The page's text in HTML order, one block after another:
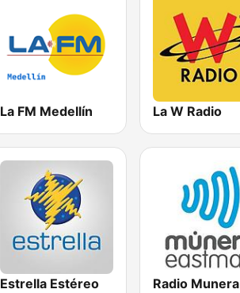
La FM Medellín La W Radio
Estrella Estéreo Radio Munera